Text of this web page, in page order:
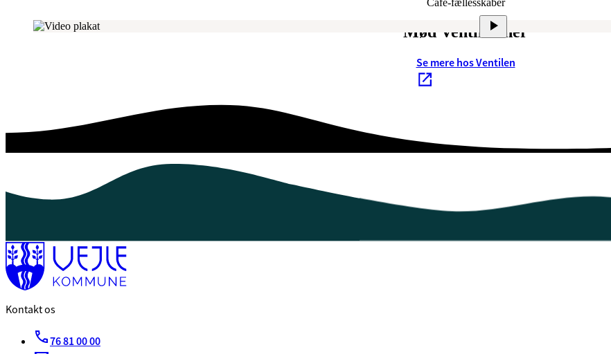
Café-fællesskaber
Mød Ventilen her
Se mere hos Ventilen
Kontakt os
76 81 00 00